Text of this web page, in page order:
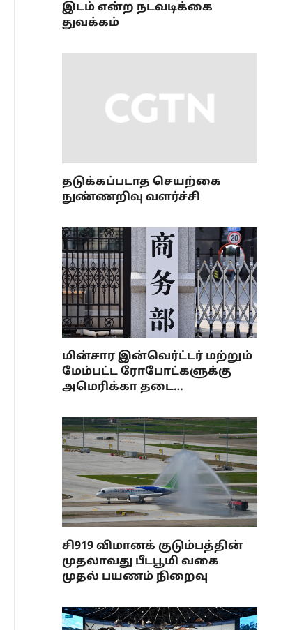
இடம் என்ற நடவடிக்கை
துவக்கம்
தடுக்கப்படாத செயற்கை
நுண்ணறிவு வளர்ச்சி
மின்சார இன்வெர்ட்டர் மற்றும்
மேம்பட்ட ரோபோட்களுக்கு
அமெரிக்கா தடை
சி919 விமானக் குடும்பத்தின்
முதலாவது பீடபூமி வகை
முதல் பயணம் நிறைவு